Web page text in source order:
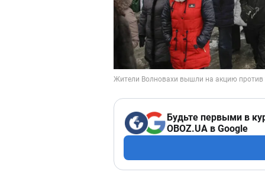
Будьте первыми в
OBOZ.UA в Google